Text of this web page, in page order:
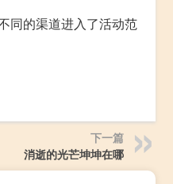
同的渠道进入了活动范
下一篇
消逝的光芒坤坤在哪